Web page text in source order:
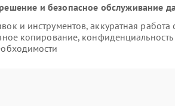
и безопасное обслуживание
и инструментов, аккуратная работа
копирование, конфиденциальность